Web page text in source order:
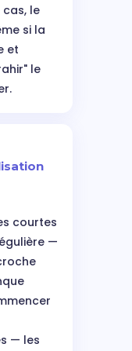
cas, le
si la
et
le
courtes
—
— les